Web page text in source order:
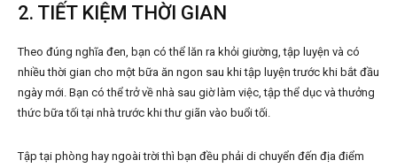
2. TIẾT KIỆM THỜI GIAN
Theo đúng nghĩa đen, bạn có thể lăn ra khỏi giường, tập luyện và có
nhiều thời gian cho một bữa ăn ngon sau khi tập luyện trước khi bắt đầu
ngày mới. Bạn có thể trở về nhà sau giờ làm việc, tập thể dục và thưởng
thức bữa tối tại nhà trước khi thư giãn vào buổi tối.
Tập tại phòng hay ngoài trời thì bạn đều phải di chuyển đến địa điểm